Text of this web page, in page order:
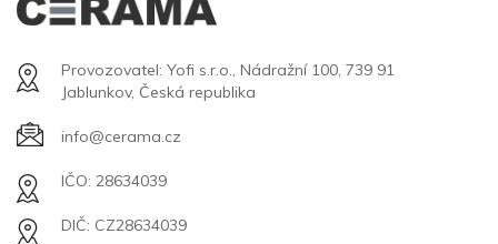
Provozovatel: Yofi s.r.o., Nádražní 100, 739 91
Jablunkov, Česká republika
info@cerama.cz
IČO: 28634039
DIČ: CZ28634039